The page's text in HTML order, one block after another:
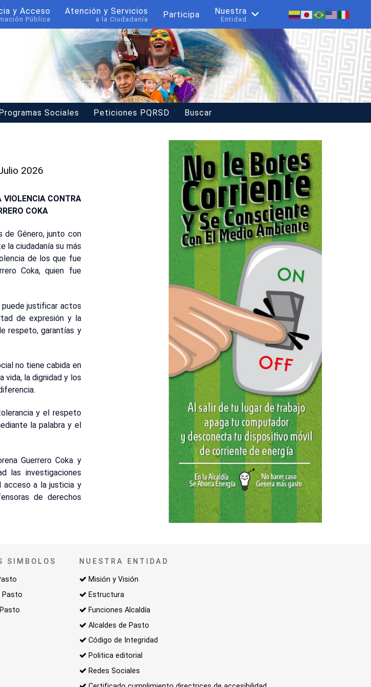
y Acceso
Pública
Atención y Servicios
a la Ciudadanía Participa Nuestra
Entidad
Sociales Peticiones PQRSD Buscar
2026
VIOLENCIA CONTRA
COKA
de Género, junto con
la ciudadanía su más
de los que fue
Coka, quien fue
puede justificar actos
de expresión y la
respeto, garantías y
no tiene cabida en
vida, la dignidad y los
y el respeto
la palabra y el
Guerrero Coka y
las investigaciones
acceso a la justicia y
de derechos
SIMBOLOS
Pasto
NUESTRA ENTIDAD
Misión y Visión
Estructura
Funciones Alcaldía
Alcaldes de Pasto
Código de Integridad
Politica editorial
Redes Sociales